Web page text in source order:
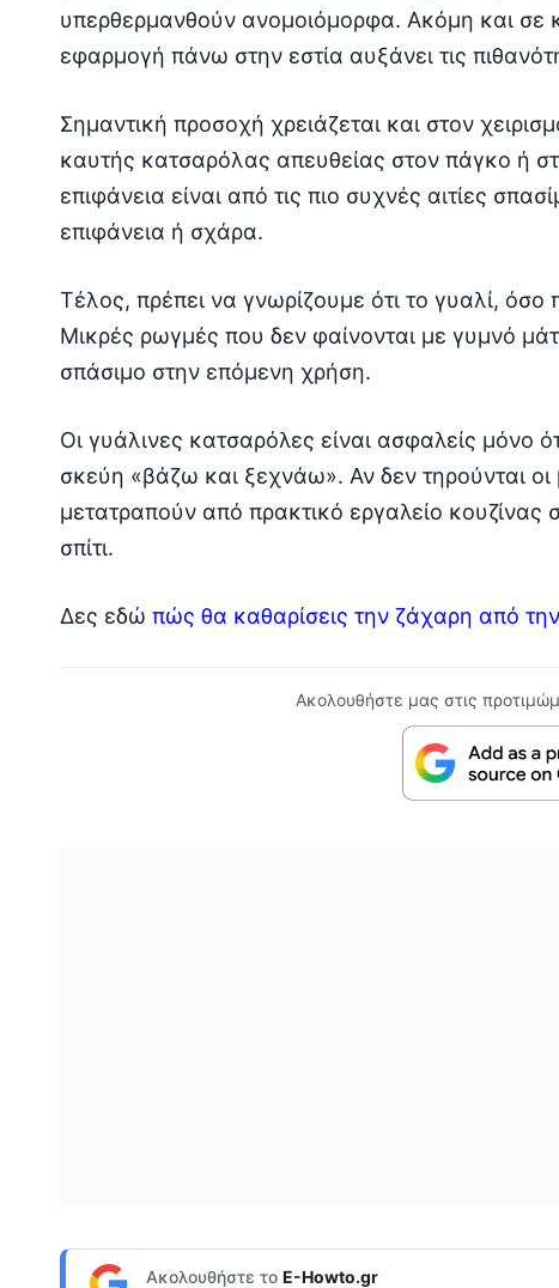
υπερθερμανθούν ανομοιόμορφα. Ακόμη και σε
εφαρμογή πάνω στην εστία αυξάνει τις
Σημαντική προσοχή χρειάζεται και στον
καυτής κατσαρόλας απευθείας στον πάγκο ή
επιφάνεια είναι από τις πιο συχνές αιτίες
επιφάνεια ή σχάρα.
Τέλος, πρέπει να γνωρίζουμε ότι το γυαλί, όσο
Μικρές ρωγμές που δεν φαίνονται με γυμνό
σπάσιμο στην επόμενη χρήση.
Οι γυάλινες κατσαρόλες είναι ασφαλείς μόνο
σκεύη «βάζω και ξεχνάω». Αν δεν τηρούνται
μετατραπούν από πρακτικό εργαλείο κουζίνας
σπίτι.
Δες εδώ πώς θα καθαρίσεις την ζάχαρη από
Ακολουθήστε μας στις
Ακολουθήστε το E-Howto.gr